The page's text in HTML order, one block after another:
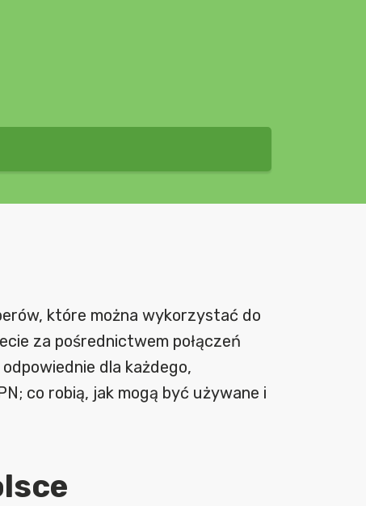
które można wykorzystać do
za pośrednictwem połączeń
dla każdego,
co robią, jak mogą być używane i